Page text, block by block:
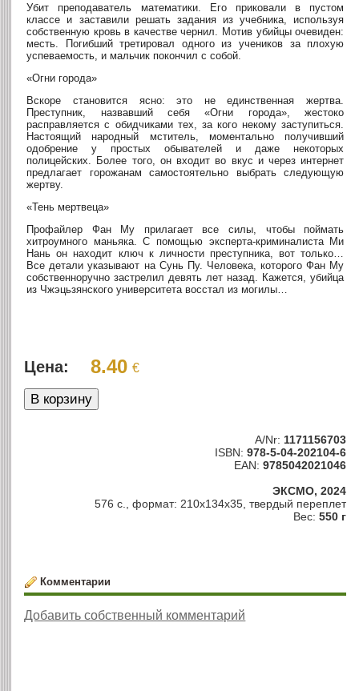
Убит преподаватель математики. Его приковали в пустом
классе и заставили решать задания из учебника, используя
собственную кровь в качестве чернил. Мотив убийцы очевиден:
месть. Погибший третировал одного из учеников за плохую
успеваемость, и мальчик покончил с собой.
«Огни города»
Вскоре становится ясно: это не единственная жертва.
Преступник, назвавший себя «Огни города», жестоко
расправляется с обидчиками тех, за кого некому заступиться.
Настоящий народный мститель, моментально получивший
одобрение у простых обывателей и даже некоторых
полицейских. Более того, он входит во вкус и через интернет
предлагает горожанам самостоятельно выбрать следующую
жертву.
«Тень мертвеца»
Профайлер Фан Му прилагает все силы, чтобы поймать
хитроумного маньяка. С помощью эксперта-криминалиста Ми
Нань он находит ключ к личности преступника, вот только…
Все детали указывают на Сунь Пу. Человека, которого Фан Му
собственноручно застрелил девять лет назад. Кажется, убийца
из Чжэцьзянского университета восстал из могилы…
Цена: 8.40 €
A/Nr: 1171156703
ISBN: 978-5-04-202104-6
EAN: 9785042021046
ЭКСМО, 2024
576 с., формат: 210х134х35, твердый переплет
Вес: 550 г
Комментарии
Добавить собственный комментарий